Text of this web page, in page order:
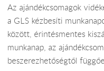
Az ajándékcsomagok
a GLS kézbesíti
között, érintésmentes
munkanap, az
beszerezhetőségtől